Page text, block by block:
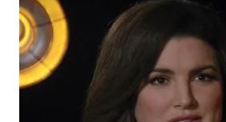
TANGERANG